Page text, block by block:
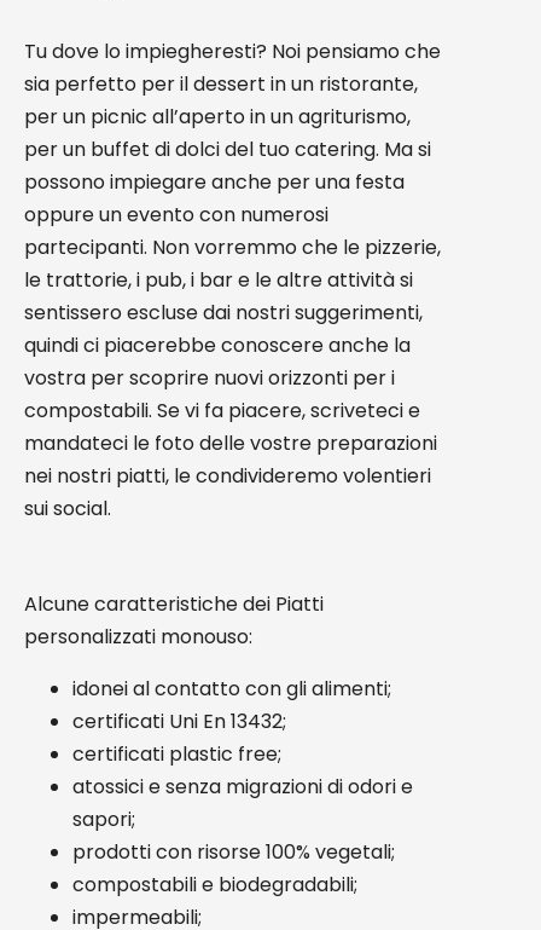
Tu dove lo impiegheresti? Noi pensiamo che
sia perfetto per il dessert in un ristorante,
per un picnic all’aperto in un agriturismo,
per un buffet di dolci del tuo catering. Ma si
possono impiegare anche per una festa
oppure un evento con numerosi
partecipanti. Non vorremmo che le pizzerie,
le trattorie, i pub, i bar e le altre attività si
sentissero escluse dai nostri suggerimenti,
quindi ci piacerebbe conoscere anche la
vostra per scoprire nuovi orizzonti per i
compostabili. Se vi fa piacere, scriveteci e
mandateci le foto delle vostre preparazioni
nei nostri piatti, le condivideremo volentieri
sui social.
Alcune caratteristiche dei Piatti
personalizzati monouso:
idonei al contatto con gli alimenti;
certificati Uni En 13432;
certificati plastic free;
atossici e senza migrazioni di odori e
sapori;
prodotti con risorse 100% vegetali;
compostabili e biodegradabili;
impermeabili;